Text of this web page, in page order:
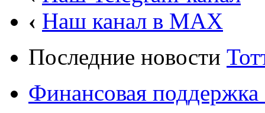
‹ Наш канал в MAX
Последние новости
Финансовая поддержка